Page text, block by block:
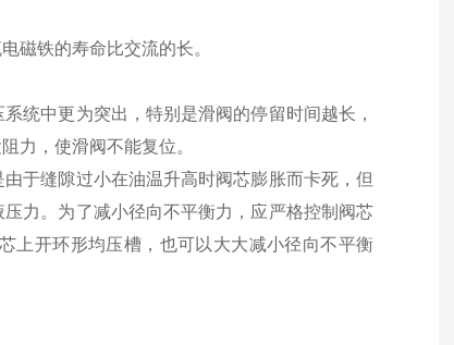
磁铁的寿命比交流的长。
统中更为突出，特别是滑阀的停留时间越长，
力，使滑阀不能复位。
于缝隙过小在油温升高时阀芯膨胀而卡死，但
力。为了减小径向不平衡力，应严格控制阀芯
上开环形均压槽，也可以大大减小径向不平衡